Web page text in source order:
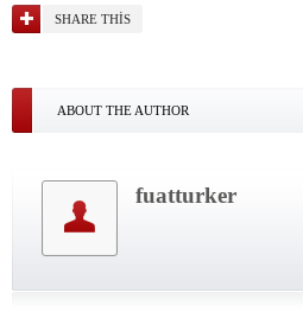
SHARE THIS
ABOUT THE AUTHOR
fuatturker